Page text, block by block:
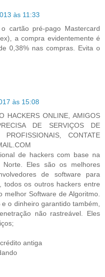
às 11:33
cartão pré-pago Mastercard
a compra evidentemente é
0,38% nas compras. Evita o
às 15:08
HACKERS ONLINE, AMIGOS
DE SERVIÇOS DE
CONTATE
de hackers com base na
Norte. Eles são os melhores
de software para
todos os outros hackers entre
melhor Software de Algoritmo.
o dinheiro garantido também,
não rastreável. Eles
antiga